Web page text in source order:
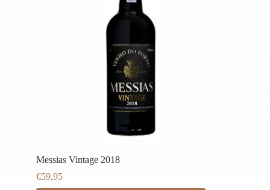
Messias Vintage 2018
€59,95